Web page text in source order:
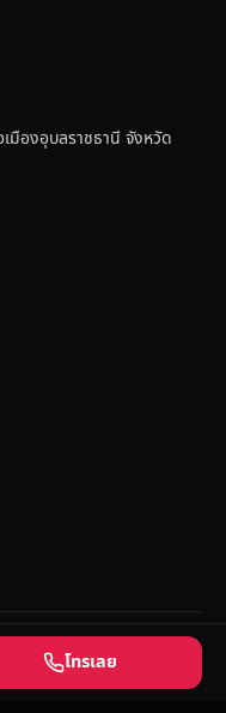
มืองอุบลราชธานี จังหวัด
ง จำกัด
· Nikon · Fujifilm · DJI
โทรเลย